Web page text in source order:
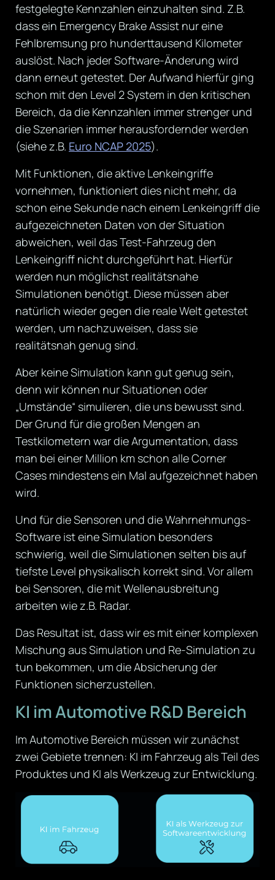
festgelegte Kennzahlen einzuhalten sind. Z.B.
dass ein Emergency Brake Assist nur eine
Fehlbremsung pro hunderttausend Kilometer
auslöst. Nach jeder Software-Änderung wird
dann erneut getestet. Der Aufwand hierfür ging
schon mit den Level 2 System in den kritischen
Bereich, da die Kennzahlen immer strenger und
die Szenarien immer herausfordernder werden
(siehe z.B. Euro NCAP 2025).
Mit Funktionen, die aktive Lenkeingriffe
vornehmen, funktioniert dies nicht mehr, da
schon eine Sekunde nach einem Lenkeingriff die
aufgezeichneten Daten von der Situation
abweichen, weil das Test-Fahrzeug den
Lenkeingriff nicht durchgeführt hat. Hierfür
werden nun möglichst realitätsnahe
Simulationen benötigt. Diese müssen aber
natürlich wieder gegen die reale Welt getestet
werden, um nachzuweisen, dass sie
realitätsnah genug sind.
Aber keine Simulation kann gut genug sein,
denn wir können nur Situationen oder
„Umstände“ simulieren, die uns bewusst sind.
Der Grund für die großen Mengen an
Testkilometern war die Argumentation, dass
man bei einer Million km schon alle Corner
Cases mindestens ein Mal aufgezeichnet haben
wird.
Und für die Sensoren und die Wahrnehmungs-
Software ist eine Simulation besonders
schwierig, weil die Simulationen selten bis auf
tiefste Level physikalisch korrekt sind. Vor allem
bei Sensoren, die mit Wellenausbreitung
arbeiten wie z.B. Radar.
Das Resultat ist, dass wir es mit einer komplexen
Mischung aus Simulation und Re-Simulation zu
tun bekommen, um die Absicherung der
Funktionen sicherzustellen.
KI im Automotive R&D Bereich
Im Automotive Bereich müssen wir zunächst
zwei Gebiete trennen: KI im Fahrzeug als Teil des
Produktes und KI als Werkzeug zur Entwicklung.